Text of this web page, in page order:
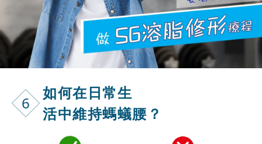
6
如何在日常生
活中維持螞蟻腰？